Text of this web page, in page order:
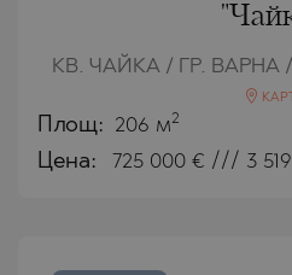
КВ. ЧАЙКА / ГР. ВАРНА
Площ: 206 м2
Цена: 725 000 € /// 3